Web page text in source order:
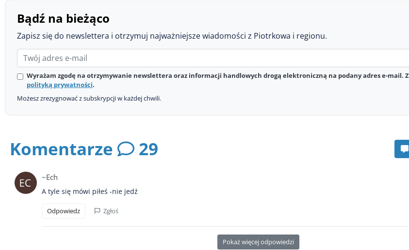
Bądź na bieżąco
Zapisz się do newslettera i otrzymuj najważniejsze wiadomości z Piotrkowa i regionu.
Wyrażam zgodę na otrzymywanie newslettera oraz informacji handlowych drogą elektroniczną na podany adres e-mail.
polityką prywatności.
Możesz zrezygnować z subskrypcji w każdej chwili.
Komentarze 29
~Ech
A tyle się mówi piłeś -nie jedź
Odpowiedz Zgłoś
Pokaż więcej odpowiedzi